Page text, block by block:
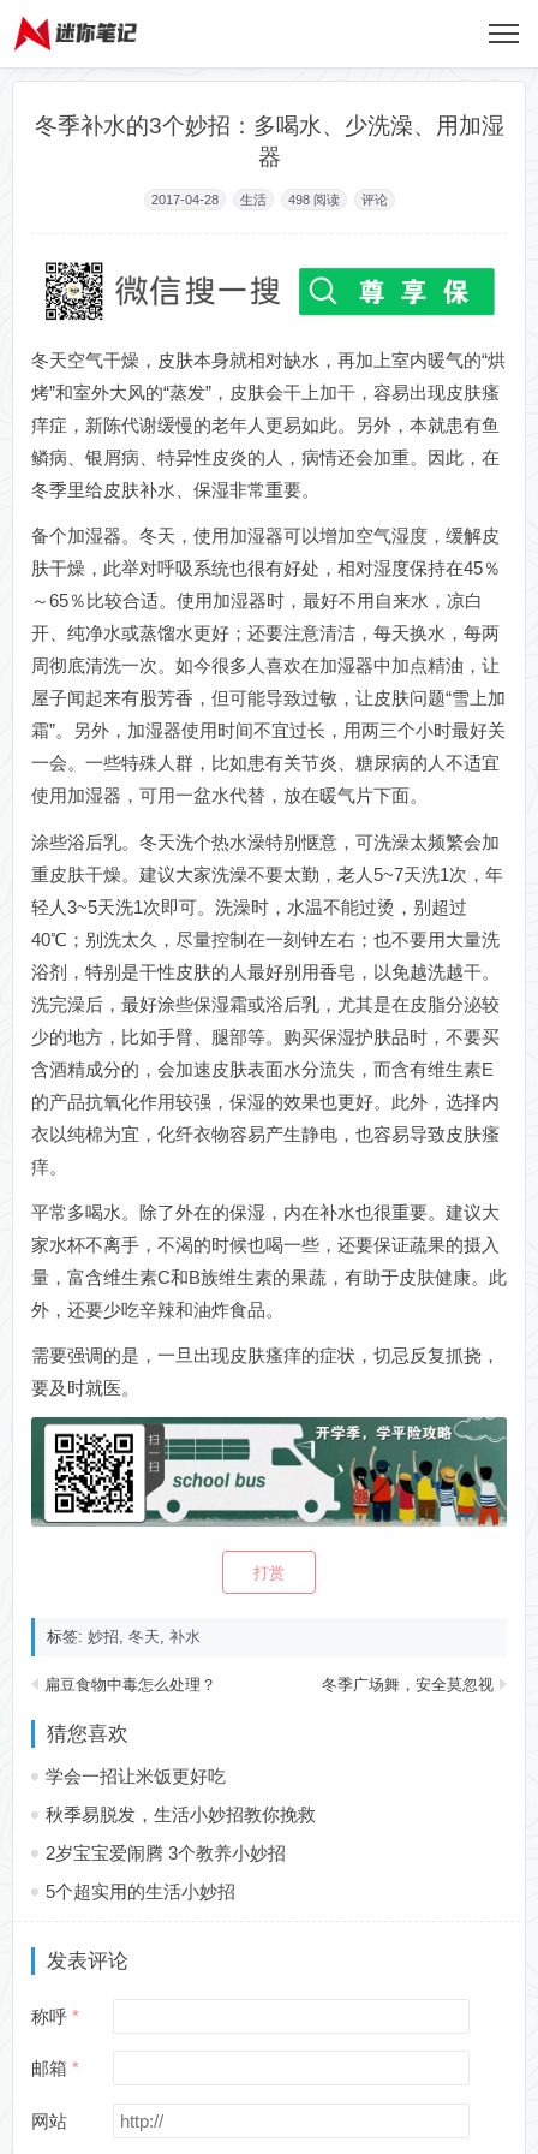
冬季补水的3个妙招：多喝水、少洗澡、用加湿
器
2017-04-28 生活 498 阅读 评论
冬天空气干燥，皮肤本身就相对缺水，再加上室内暖气的“烘
烤”和室外大风的“蒸发”，皮肤会干上加干，容易出现皮肤瘙
痒症，新陈代谢缓慢的老年人更易如此。另外，本就患有鱼
鳞病、银屑病、特异性皮炎的人，病情还会加重。因此，在
冬季里给皮肤补水、保湿非常重要。
备个加湿器。冬天，使用加湿器可以增加空气湿度，缓解皮
肤干燥，此举对呼吸系统也很有好处，相对湿度保持在45％
～65％比较合适。使用加湿器时，最好不用自来水，凉白
开、纯净水或蒸馏水更好；还要注意清洁，每天换水，每两
周彻底清洗一次。如今很多人喜欢在加湿器中加点精油，让
屋子闻起来有股芳香，但可能导致过敏，让皮肤问题“雪上加
霜”。另外，加湿器使用时间不宜过长，用两三个小时最好关
一会。一些特殊人群，比如患有关节炎、糖尿病的人不适宜
使用加湿器，可用一盆水代替，放在暖气片下面。
涂些浴后乳。冬天洗个热水澡特别惬意，可洗澡太频繁会加
重皮肤干燥。建议大家洗澡不要太勤，老人5~7天洗1次，年
轻人3~5天洗1次即可。洗澡时，水温不能过烫，别超过
40℃；别洗太久，尽量控制在一刻钟左右；也不要用大量洗
浴剂，特别是干性皮肤的人最好别用香皂，以免越洗越干。
洗完澡后，最好涂些保湿霜或浴后乳，尤其是在皮脂分泌较
少的地方，比如手臂、腿部等。购买保湿护肤品时，不要买
含酒精成分的，会加速皮肤表面水分流失，而含有维生素E
的产品抗氧化作用较强，保湿的效果也更好。此外，选择内
衣以纯棉为宜，化纤衣物容易产生静电，也容易导致皮肤瘙
痒。
平常多喝水。除了外在的保湿，内在补水也很重要。建议大
家水杯不离手，不渴的时候也喝一些，还要保证蔬果的摄入
量，富含维生素C和B族维生素的果蔬，有助于皮肤健康。此
外，还要少吃辛辣和油炸食品。
需要强调的是，一旦出现皮肤瘙痒的症状，切忌反复抓挠，
要及时就医。
打赏
标签:妙招 ,冬天 ,补水
扁豆食物中毒怎么处理？ 冬季广场舞，安全莫忽视
猜您喜欢
学会一招让米饭更好吃
秋季易脱发，生活小妙招教你挽救
2岁宝宝爱闹腾 3个教养小妙招
5个超实用的生活小妙招
发表评论
称呼
邮箱
网站